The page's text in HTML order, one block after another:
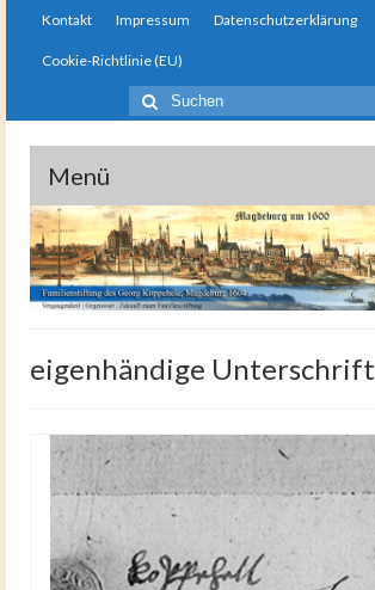
Kontakt Impressum Datenschutzerklärung
Cookie-Richtlinie (EU)
Suche
nach:
Menü
Startseite
Die Familienstiftung
Links und Empfehlungen
Gästebuch
Ergänzende Beiträge
eigenhändige Unterschrift